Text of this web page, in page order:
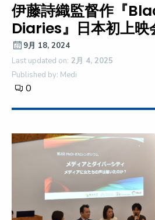
伊藤詩織監督作『
Diaries』日本初上映
9月 18, 2024
Last updated on: 2月 4, 2025
Published by: Medi
0